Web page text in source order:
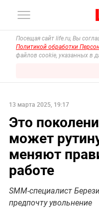
Посещая сайт life.ru, Вы
Политикой обработки
файлов cookie, указанных в
13 марта 2025, 19:17
Это
может
меняют
работе
SMM-специалист
предпочту увольнение